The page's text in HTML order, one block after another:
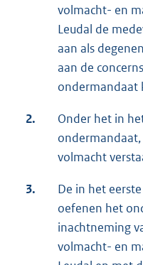
volmacht- en
Leudal de
aan als
aan de
ondermandaat
2.
Onder het in
volmacht
3.
De in het
oefenen het
inachtneming
volmacht- en